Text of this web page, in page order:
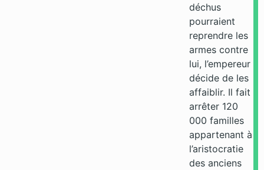
déchus
pourraient
reprendre les
armes contre
lui, l’empereur
décide de les
affaiblir. Il fait
arrêter 120
000 familles
appartenant à
l’aristocratie
des anciens